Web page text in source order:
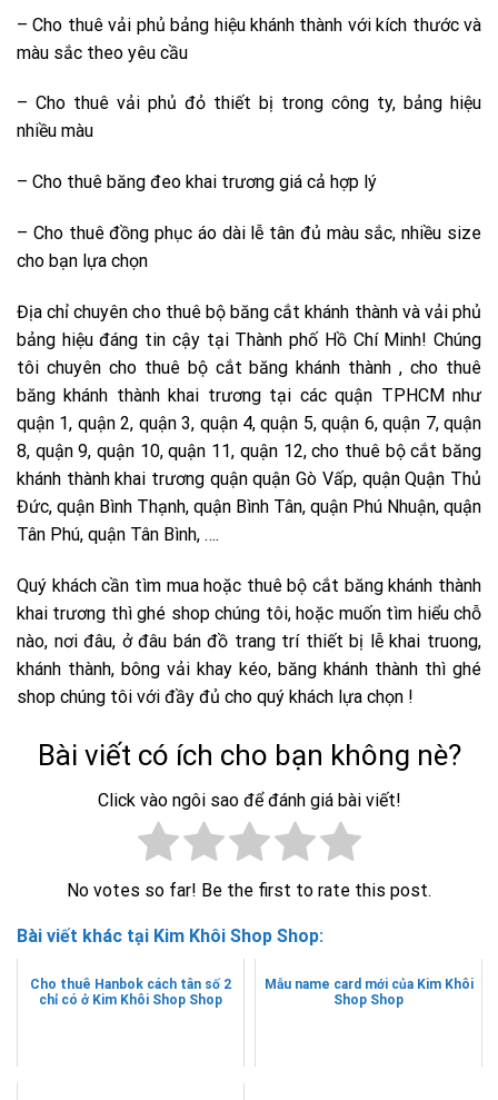
– Cho thuê vải phủ bảng hiệu khánh thành với kích thước và
màu sắc theo yêu cầu
– Cho thuê vải phủ đỏ thiết bị trong công ty, bảng hiệu
nhiều màu
– Cho thuê băng đeo khai trương giá cả hợp lý
– Cho thuê đồng phục áo dài lễ tân đủ màu sắc, nhiều size
cho bạn lựa chọn
Địa chỉ chuyên cho thuê bộ băng cắt khánh thành và vải phủ
bảng hiệu đáng tin cậy tại Thành phố Hồ Chí Minh! Chúng
tôi chuyên cho thuê bộ cắt băng khánh thành , cho thuê
băng khánh thành khai trương tại các quận TPHCM như
quận 1, quận 2, quận 3, quận 4, quận 5, quận 6, quận 7, quận
8, quận 9, quận 10, quận 11, quận 12, cho thuê bộ cắt băng
khánh thành khai trương quận quận Gò Vấp, quận Quận Thủ
Đức, quận Bình Thạnh, quận Bình Tân, quận Phú Nhuận, quận
Tân Phú, quận Tân Bình, ….
Quý khách cần tìm mua hoặc thuê bộ cắt băng khánh thành
khai trương thì ghé shop chúng tôi, hoặc muốn tìm hiểu chỗ
nào, nơi đâu, ở đâu bán đồ trang trí thiết bị lễ khai truong,
khánh thành, bông vải khay kéo, băng khánh thành thì ghé
shop chúng tôi với đầy đủ cho quý khách lựa chọn !
Bài viết có ích cho bạn không nè?
Click vào ngôi sao để đánh giá bài viết!
No votes so far! Be the first to rate this post.
Bài viết khác tại Kim Khôi Shop Shop:
Cho thuê Hanbok cách tân số 2
chỉ có ở Kim Khôi Shop Shop
Mẫu name card mới của Kim Khôi
Shop Shop